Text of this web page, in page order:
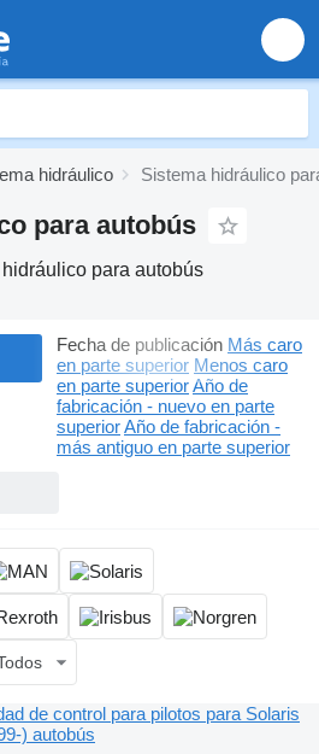
hidráulico Sistema hidráulico
para autobús
para autobús
Fecha de publicación Más caro
en parte superior Menos caro
en parte superiorAño de
fabricación - nuevo en parte
superiorAño de fabricación -
más antiguo en parte superior